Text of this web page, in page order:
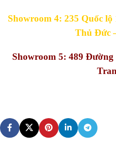
Showroom 4: 235 Quốc
Thủ Đức
Showroom 5: 489